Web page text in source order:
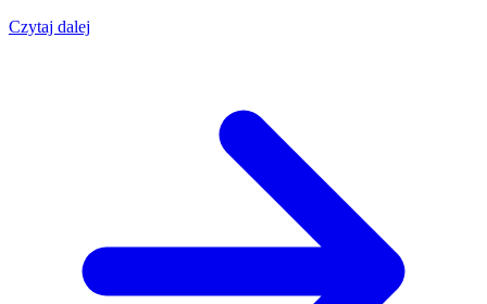
Czytaj dalej